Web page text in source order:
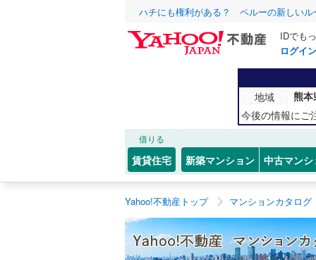
ハチにも権利がある？ ペルーの新しいル
IDでも
ログイン
地域
熊本
今後の情報にご
借りる
賃貸住宅 新築マンション 中古マンシ
Yahoo!不動産トップ マンションカタログ